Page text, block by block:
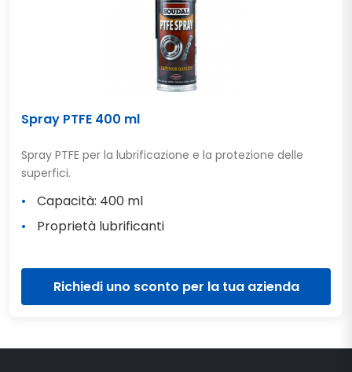
Spray PTFE 400 ml
Spray PTFE per la lubrificazione e la protezione delle
superfici.
Capacità: 400 ml
Proprietà lubrificanti
Richiedi uno sconto per la tua azienda